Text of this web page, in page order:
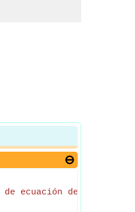
ecuación de dos